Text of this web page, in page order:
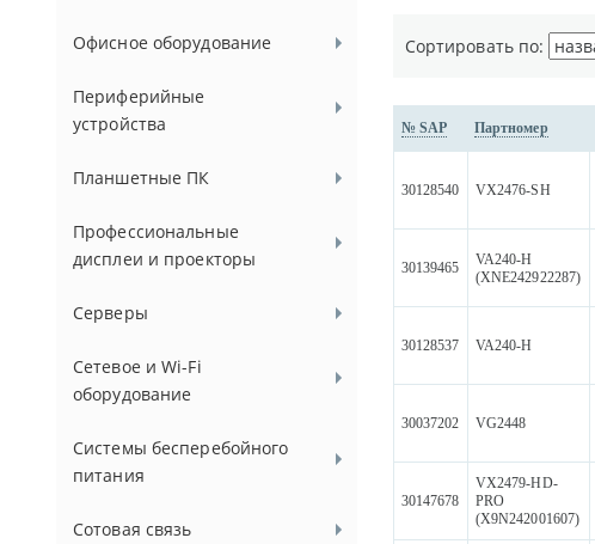
Офисное оборудование
Периферийные
устройства
Планшетные ПК
Профессиональные
дисплеи и проекторы
Серверы
Сетевое и Wi-Fi
оборудование
Системы бесперебойного
питания
Сотовая связь
Сортировать по:
№ SAP Партномер
30128540 VX2476-SH
30139465
VA240-H
(XNE242922287)
30128537 VA240-H
30037202 VG2448
30147678
VX2479-HD-
PRO
(X9N242001607)